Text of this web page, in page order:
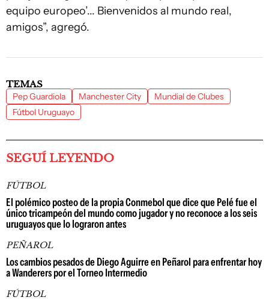
equipo europeo’... Bienvenidos al mundo real,
amigos”, agregó.
TEMAS
Pep Guardiola Manchester City
Mundial de Clubes
Fútbol Uruguayo
SEGUÍ LEYENDO
FÚTBOL
El polémico posteo de la propia Conmebol que dice que Pelé fue el
único tricampeón del mundo como jugador y no reconoce a los seis
uruguayos que lo lograron antes
PEÑAROL
Los cambios pesados de Diego Aguirre en Peñarol para enfrentar hoy
a Wanderers por el Torneo Intermedio
FÚTBOL